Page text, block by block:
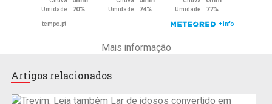
Mais informação
Artigos relacionados